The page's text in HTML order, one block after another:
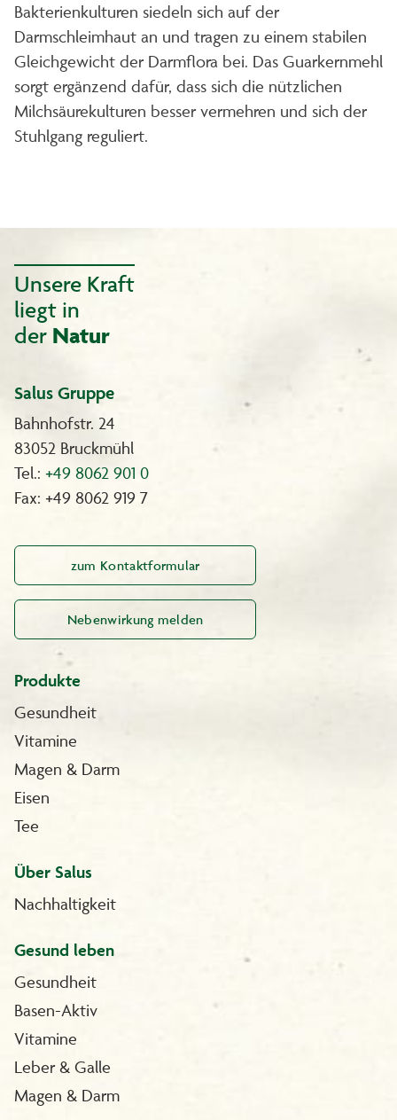
Bakterienkulturen siedeln sich auf der
Darmschleimhaut an und tragen zu einem stabilen
Gleichgewicht der Darmflora bei. Das Guarkernmehl
sorgt ergänzend dafür, dass sich die nützlichen
Milchsäurekulturen besser vermehren und sich der
Stuhlgang reguliert.
Unsere Kraft
liegt in
der Natur
Salus Gruppe
Bahnhofstr. 24
83052 Bruckmühl
Tel.: +49 8062 901 0
Fax: +49 8062 919 7
zum Kontaktformular
Nebenwirkung melden
Produkte
Gesundheit
Vitamine
Magen & Darm
Eisen
Tee
Über Salus
Nachhaltigkeit
Gesund leben
Gesundheit
Basen-Aktiv
Vitamine
Leber & Galle
Magen & Darm